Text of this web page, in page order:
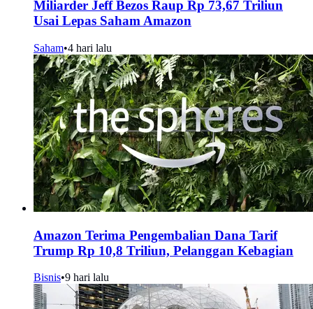
Miliarder Jeff Bezos Raup Rp 73,67 Triliun
Usai Lepas Saham Amazon
Saham•4 hari lalu
Amazon Terima Pengembalian Dana Tarif
Trump Rp 10,8 Triliun, Pelanggan Kebagian
Bisnis•9 hari lalu